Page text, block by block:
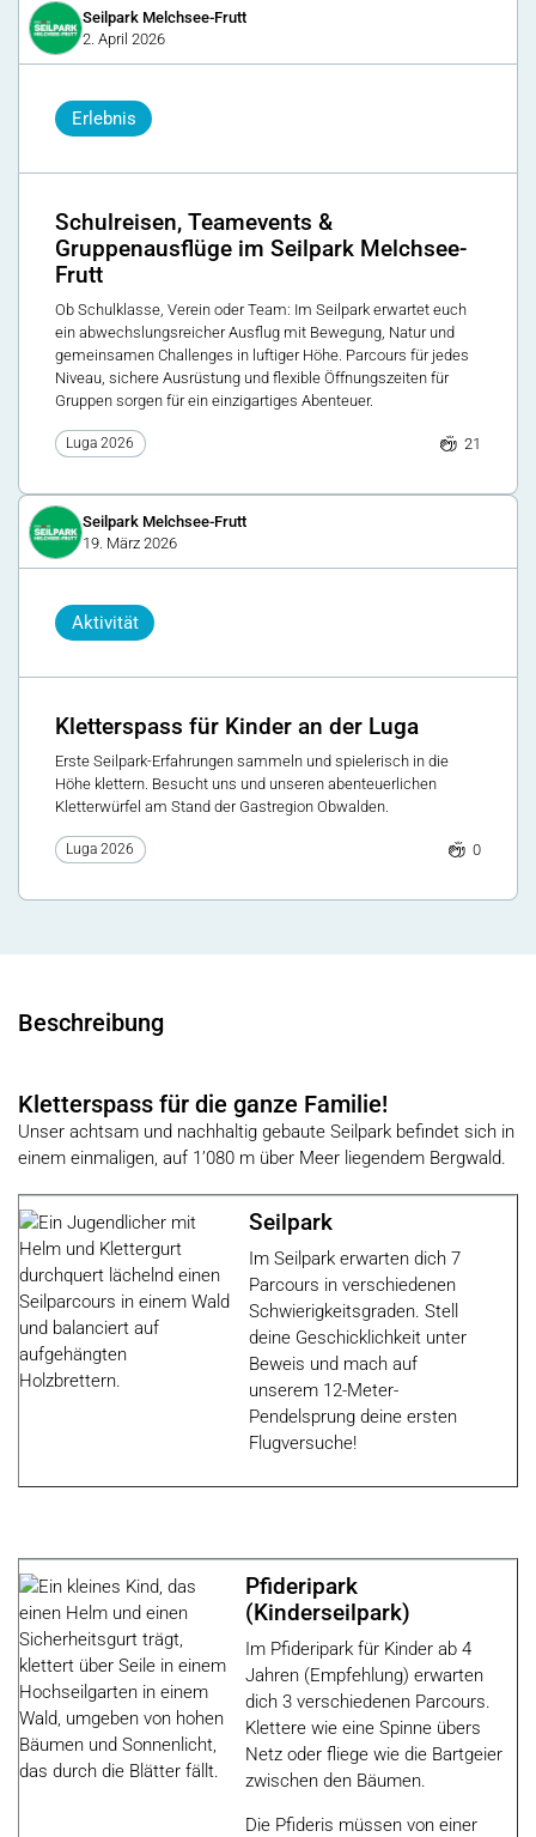
Seilpark Melchsee-Frutt
2. April 2026
Erlebnis
Schulreisen, Teamevents &
Gruppenausflüge im Seilpark Melchsee-
Frutt
Ob Schulklasse, Verein oder Team: Im Seilpark erwartet euch
ein abwechslungsreicher Ausflug mit Bewegung, Natur und
gemeinsamen Challenges in luftiger Höhe. Parcours für jedes
Niveau, sichere Ausrüstung und flexible Öffnungszeiten für
Gruppen sorgen für ein einzigartiges Abenteuer.
Luga 2026 21
Seilpark Melchsee-Frutt
19. März 2026
Aktivität
Kletterspass für Kinder an der Luga
Erste Seilpark-Erfahrungen sammeln und spielerisch in die
Höhe klettern. Besucht uns und unseren abenteuerlichen
Kletterwürfel am Stand der Gastregion Obwalden.
Luga 2026 0
Beschreibung
Kletterspass für die ganze Familie!
Unser achtsam und nachhaltig gebaute Seilpark befindet sich in
einem einmaligen, auf 1’080 m über Meer liegendem Bergwald.
Seilpark
Im Seilpark erwarten dich 7
Parcours in verschiedenen
Schwierigkeitsgraden. Stell
deine Geschicklichkeit unter
Beweis und mach auf
unserem 12-Meter-
Pendelsprung deine ersten
Flugversuche!
Pfideripark
(Kinderseilpark)
Im Pfideripark für Kinder ab 4
Jahren (Empfehlung) erwarten
dich 3 verschiedenen Parcours.
Klettere wie eine Spinne übers
Netz oder fliege wie die Bartgeier
zwischen den Bäumen.
Die Pfideris müssen von einer